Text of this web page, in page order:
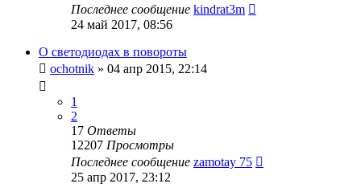
Последнее сообщение kindrat3m
24 май 2017, 08:56
О светодиодах в повороты
ochotnik » 04 апр 2015, 22:14
1
2
17 Ответы
12207 Просмотры
Последнее сообщение zamotay 75
25 апр 2017, 23:12